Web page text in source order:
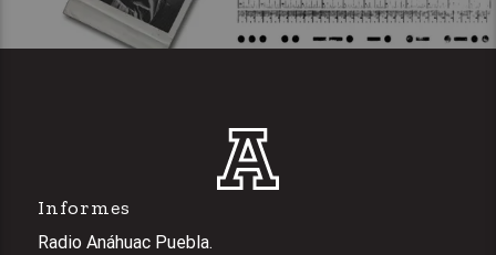
Informes
Radio Anáhuac Puebla.